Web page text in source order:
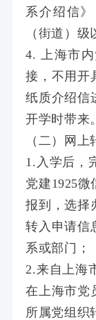
系介绍信
（街道）
4. 上海市
接，不用开
纸质介绍信
开学时带来。
（二）网上
1.入学后，
党建1925微
报到，选择
转入申请信
系或部门；
2.来自上海
在上海市党
所属党组织